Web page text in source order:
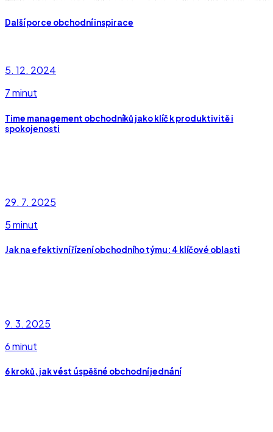
Další porce obchodní inspirace
5. 12. 2024
7 minut
Time management obchodníků jako klíč k produktivitě i
spokojenosti
29. 7. 2025
5 minut
Jak na efektivní řízení obchodního týmu: 4 klíčové oblasti
9. 3. 2025
6 minut
6 kroků, jak vést úspěšné obchodní jednání